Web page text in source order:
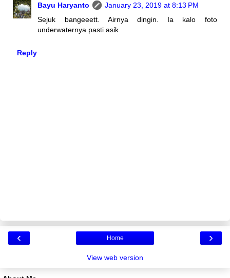
Bayu Haryanto
January 23, 2019 at 8:13 PM
Sejuk bangeeett. Airnya dingin. Ia kalo foto
underwaternya pasti asik
Reply
‹ ›
Home
View web version